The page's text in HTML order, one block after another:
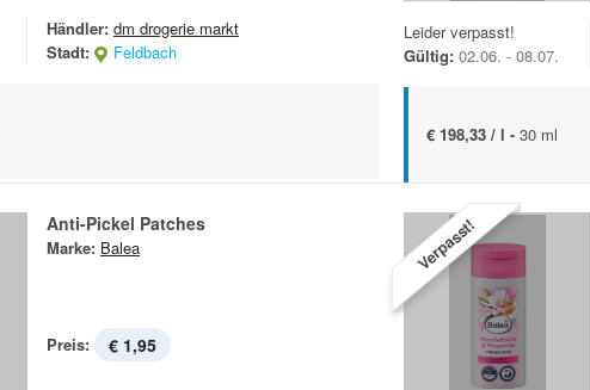
Händler: dm drogerie markt
Stadt:
Feldbach
Leider verpasst!
Gültig: 02.06. - 08.07.
€ 198,33 / l - 30 ml
Anti-Pickel Patches
Marke: Balea
Preis: € 1,95
Verpasst!